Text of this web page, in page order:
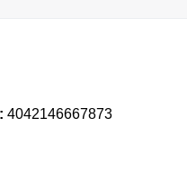
4042146667873